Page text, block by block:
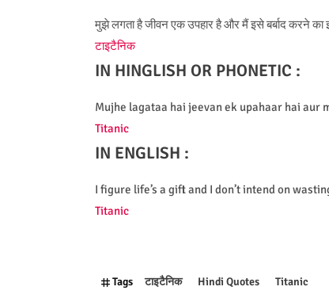
मुझे लगता है जीवन एक उपहार है और मैं इसे बर्बाद करने का
टाइटैनिक
IN HINGLISH OR PHONETIC :
Mujhe lagataa hai jeevan ek upahaar hai aur
Titanic
IN ENGLISH :
I figure life’s a gift and I don’t intend on
Titanic
Tags टाइटैनिक Hindi Quotes Titanic